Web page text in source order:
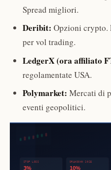
Spread migliori.
Deribit: Opzioni
per vol trading.
LedgerX (ora affiliato
regolamentate USA.
Polymarket: Mercati di
eventi geopolitici.